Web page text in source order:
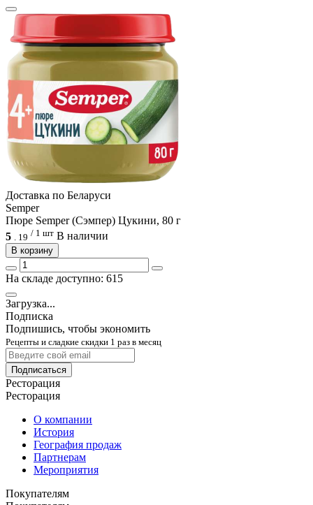
Доcтавка по Беларуси
Semper
Пюре Semper (Сэмпер) Цукини, 80 г
5
19 / 1 шт В наличии
В корзину
На складе доступно: 615
Загрузка...
Подписка
Подпишись, чтобы экономить
Рецепты и сладкие скидки 1 раз в месяц
Подписаться
Ресторация
Ресторация
О компании
История
География продаж
Партнерам
Мероприятия
Покупателям